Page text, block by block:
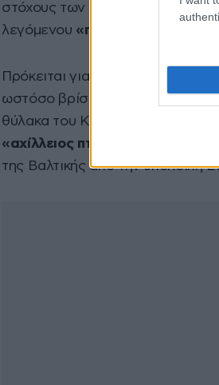
στόχους των ασκήσεων
Zapad
λεγόμενου «περάσματος του
Πρόκειται για μια λεπτή λωρίδα
ωστόσο βρίσκεται
θύλακα του Καλίνινγκραντ. Αυτή
«αχίλλειος πτέρνα του ΝΑΤΟ»
της Βαλτικής από την υπόλοιπη